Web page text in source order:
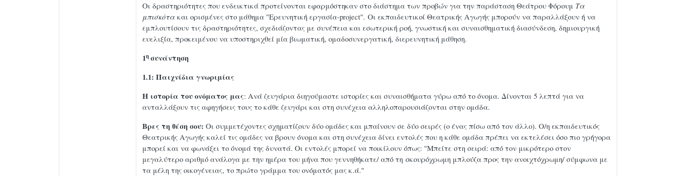
Οι δραστηριότητες που ενδεικτικά προτείνονται εφαρμόστηκαν στο διάστημα των προβών για την παράσταση Θεάτρου Φόρουμ Τα
μπισκότα και ορισμένες στο μάθημα "Ερευνητική εργασία-project". Οι εκπαιδευτικοί Θεατρικής Αγωγής μπορούν να παραλλάξουν ή να
εμπλουτίσουν τις δραστηριότητες, σχεδιάζοντας με συνέπεια και εσωτερική ροή, γνωστική και συναισθηματική διασύνδεση, δημιουργική
ευελιξία, προκειμένου να υποστηριχθεί μία βιωματική, ομαδοσυνεργατική, διερευνητική μάθηση.
1ησυνάντηση
1.1: Παιχνίδια γνωριμίας
Η ιστορία του ονόματος μας: Ανά ζευγάρια διηγούμαστε ιστορίες και συναισθήματα γύρω από το όνομα. Δίνονται 5 λεπτά για να
ανταλλάξουν τις αφηγήσεις τους το κάθε ζευγάρι και στη συνέχεια αλληλοπαρουσιάζονται στην ομάδα.
Βρες τη θέση σου: Οι συμμετέχοντες σχηματίζουν δύο ομάδες και μπαίνουν σε δύο σειρές (ο ένας πίσω από τον άλλο). Ο/η εκπαιδευτικός
Θεατρικής Αγωγής καλεί τις ομάδες να βρουν όνομα και στη συνέχεια δίνει εντολές που η κάθε ομάδα πρέπει να εκτελέσει όσο πιο γρήγορα
μπορεί και να φωνάξει το όνομά της δυνατά. Οι εντολές μπορεί να ποικίλουν όπως: "Μπείτε στη σειρά: από τον μικρότερο στον
μεγαλύτερο αριθμό ανάλογα με την ημέρα του μήνα που γεννηθήκατε/ από τη σκουρόχρωμη μπλούζα προς την ανοιχτόχρωμη/ σύμφωνα με
τα μέλη της οικογένειας, το πρώτο γράμμα του ονόματός μας κ.ά."